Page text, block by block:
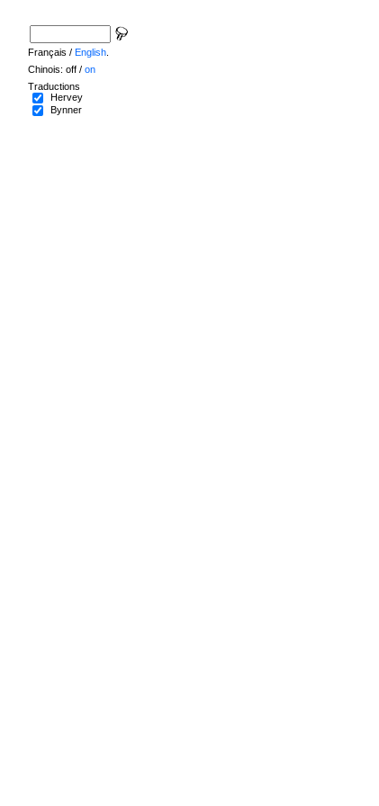
Français / English
Chinois: off / on
Traductions
Hervey
Bynner